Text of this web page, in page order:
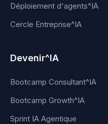
Déploiement d'agents^IA
Cercle Entreprise^IA
Devenir^IA
Bootcamp Consultant^IA
Bootcamp Growth^IA
Sprint IA Agentique